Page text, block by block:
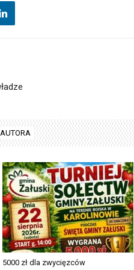
5000 zł dla zwycięzców